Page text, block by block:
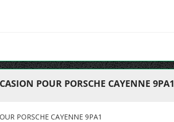
POUR PORSCHE CAYENNE 9PA1
PORSCHE CAYENNE 9PA1